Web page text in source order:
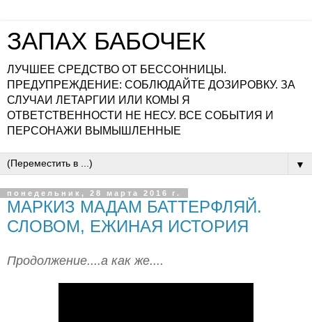
ЗАПАХ БАБОЧЕК
ЛУЧШЕЕ СРЕДСТВО ОТ БЕССОННИЦЫ.
ПРЕДУПРЕЖДЕНИЕ: СОБЛЮДАЙТЕ ДОЗИРОВКУ. ЗА
СЛУЧАИ ЛЕТАРГИИ ИЛИ КОМЫ Я
ОТВЕТСТВЕННОСТИ НЕ НЕСУ. ВСЕ СОБЫТИЯ И
ПЕРСОНАЖИ ВЫМЫШЛЕННЫЕ
▼
понедельник, 28 марта 2016 г.
МАРКИЗ МАДАМ БАТТЕРФЛЯЙ.
СЛОВОМ, ЕЖИНАЯ ИСТОРИЯ
Продолжение....а как же....